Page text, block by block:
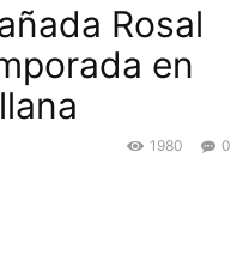
Rosal
en
0
1980